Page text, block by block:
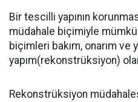
Bir tescilli yapının
müdahale biçimiyle
biçimleri bakım, onarım ve
yapım(rekonstrüksiyon)
Rekonstrüksiyon